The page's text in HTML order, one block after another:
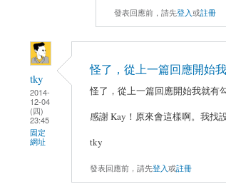
發表回應前，請先登入或註冊
tky
2014-
12-04
(四)
23:45
固定
網址
怪了，從上一篇回應開始
怪了，從上一篇回應開始我就有
感謝 Kay！原來會這樣啊。我找
tky
發表回應前，請先登入或註冊